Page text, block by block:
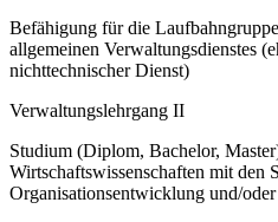
Befähigung für die
allgemeinen Verwaltungsdienstes
nichttechnischer Dienst)
Verwaltungslehrgang II
Studium (Diplom, Bachelor,
Wirtschaftswissenschaften mit den
Organisationsentwicklung und/